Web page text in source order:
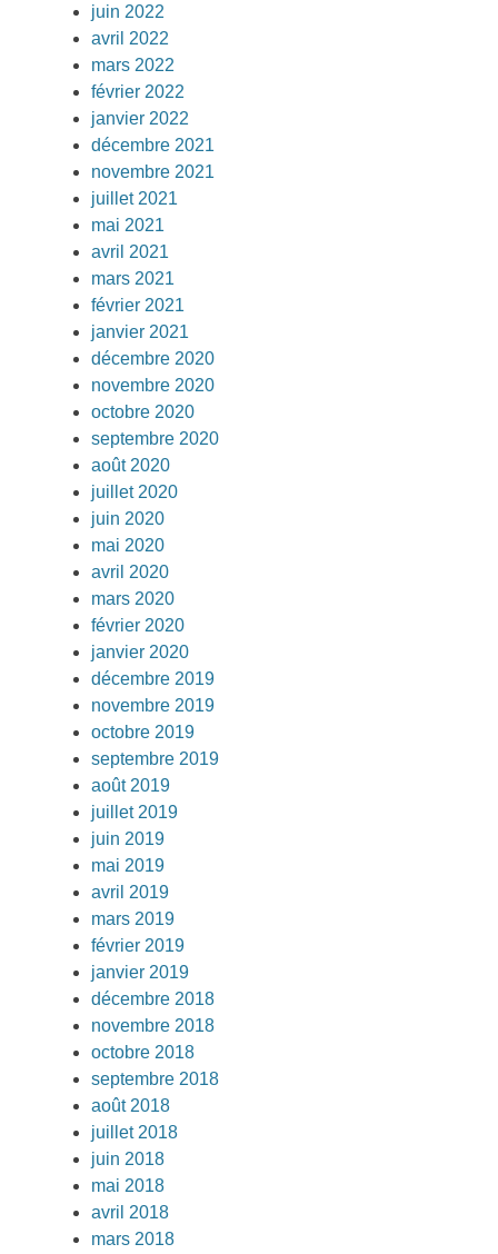
juin 2022
avril 2022
mars 2022
février 2022
janvier 2022
décembre 2021
novembre 2021
juillet 2021
mai 2021
avril 2021
mars 2021
février 2021
janvier 2021
décembre 2020
novembre 2020
octobre 2020
septembre 2020
août 2020
juillet 2020
juin 2020
mai 2020
avril 2020
mars 2020
février 2020
janvier 2020
décembre 2019
novembre 2019
octobre 2019
septembre 2019
août 2019
juillet 2019
juin 2019
mai 2019
avril 2019
mars 2019
février 2019
janvier 2019
décembre 2018
novembre 2018
octobre 2018
septembre 2018
août 2018
juillet 2018
juin 2018
mai 2018
avril 2018
mars 2018